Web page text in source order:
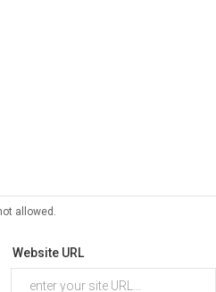
allowed.
Website URL